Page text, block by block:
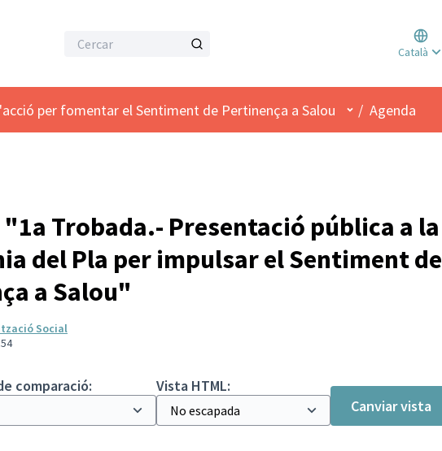
Català
per fomentar el Sentiment de Pertinença a Salou Menú d'usuari
/ Agenda
"1a Trobada.- Presentació pública a la
del Pla per impulsar el Sentiment de
a Salou"
Social
comparació:
Vista HTML:
Canviar vista